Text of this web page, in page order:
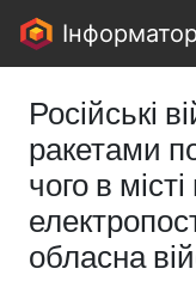
Російські
ракетами
чого в
обласна